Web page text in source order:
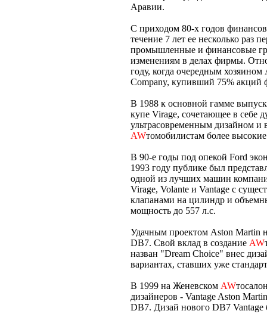
Аравии.
С приходом 80-х годов
течение 7 лет ее несколько раз
промышленные и финансовые
изменениям в делах фирмы.
году, когда очередным
Company, купивший 75% акций
В 1988 к основной гамме
купе Virage, сочетающее в себе
ультрасовременным дизайном
AWтомобилистам более
В 90-е годы под опекой Ford
1993 году публике был
одной из лучших машин
Virage, Volante и Vantage с
клапанами на цилиндр и
мощность до 557 л.с.
Удачным проектом Aston Martin
DB7. Свой вклад в создание AW
назван "Dream Choice" внес
вариантах, ставших уже
В 1999 на Женевском AW
дизайнеров - Vantage Aston
DB7. Дизай нового DB7